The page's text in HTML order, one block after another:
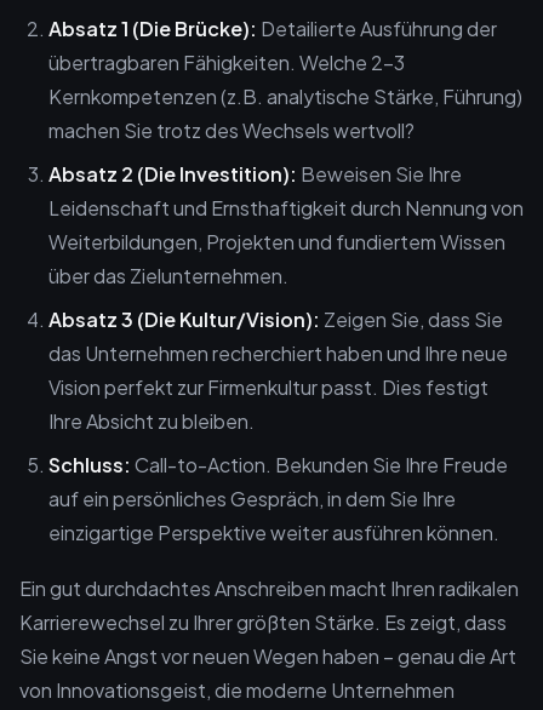
Absatz 1 (Die Brücke): Detailierte Ausführung der
übertragbaren Fähigkeiten. Welche 2-3
Kernkompetenzen (z.B. analytische Stärke, Führung)
machen Sie trotz des Wechsels wertvoll?
Absatz 2 (Die Investition): Beweisen Sie Ihre
Leidenschaft und Ernsthaftigkeit durch Nennung von
Weiterbildungen, Projekten und fundiertem Wissen
über das Zielunternehmen.
Absatz 3 (Die Kultur/Vision): Zeigen Sie, dass Sie
das Unternehmen recherchiert haben und Ihre neue
Vision perfekt zur Firmenkultur passt. Dies festigt
Ihre Absicht zu bleiben.
Schluss: Call-to-Action. Bekunden Sie Ihre Freude
auf ein persönliches Gespräch, in dem Sie Ihre
einzigartige Perspektive weiter ausführen können.
Ein gut durchdachtes Anschreiben macht Ihren radikalen
Karrierewechsel zu Ihrer größten Stärke. Es zeigt, dass
Sie keine Angst vor neuen Wegen haben – genau die Art
von Innovationsgeist, die moderne Unternehmen